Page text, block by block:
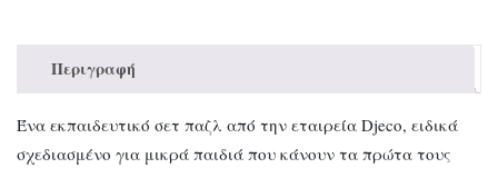
Περιγραφή
Ένα εκπαιδευτικό σετ παζλ από την εταιρεία Djeco, ειδικά
σχεδιασμένο για μικρά παιδιά που κάνουν τα πρώτα τους